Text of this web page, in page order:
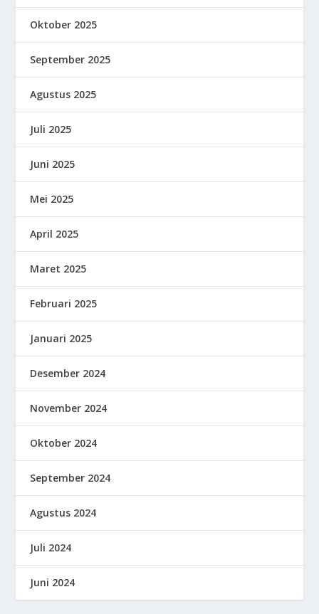
Oktober 2025
September 2025
Agustus 2025
Juli 2025
Juni 2025
Mei 2025
April 2025
Maret 2025
Februari 2025
Januari 2025
Desember 2024
November 2024
Oktober 2024
September 2024
Agustus 2024
Juli 2024
Juni 2024